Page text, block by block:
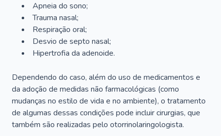
Apneia do sono;
Trauma nasal;
Respiração oral;
Desvio de septo nasal;
Hipertrofia da adenoide.
Dependendo do caso, além do uso de medicamentos e
da adoção de medidas não farmacológicas (como
mudanças no estilo de vida e no ambiente), o tratamento
de algumas dessas condições pode incluir cirurgias, que
também são realizadas pelo otorrinolaringologista.